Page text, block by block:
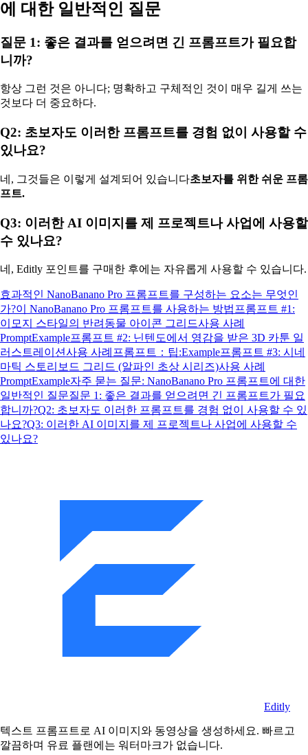
에 대한 일반적인 질문
질문 1: 좋은 결과를 얻으려면 긴 프롬프트가 필요합
니까?
항상 그런 것은 아니다; 명확하고 구체적인 것이 매우 길게 쓰는
것보다 더 중요하다.
Q2: 초보자도 이러한 프롬프트를 경험 없이 사용할 수
있나요?
네, 그것들은 이렇게 설계되어 있습니다초보자를 위한 쉬운 프롬
프트.
Q3: 이러한 AI 이미지를 제 프로젝트나 사업에 사용할
수 있나요?
네, Editly 포인트를 구매한 후에는 자유롭게 사용할 수 있습니다.
효과적인 NanoBanano Pro 프롬프트를 구성하는 요소는 무엇인
가?이 NanoBanano Pro 프롬프트를 사용하는 방법 프롬프트 #1:
이모지 스타일의 반려동물 아이콘 그리드사용 사례
PromptExample프롬프트 #2: 닌텐도에서 영감을 받은 3D 카툰 일
러스트레이션사용 사례 프롬프트： 팁:Example프롬프트 #3: 시네
마틱 스토리보드 그리드 (알파인 초상 시리즈)사용 사례
PromptExample자주 묻는 질문: NanoBanano Pro 프롬프트에 대한
일반적인 질문질문 1: 좋은 결과를 얻으려면 긴 프롬프트가 필요
합니까?Q2: 초보자도 이러한 프롬프트를 경험 없이 사용할 수 있
나요?Q3: 이러한 AI 이미지를 제 프로젝트나 사업에 사용할 수
있나요?
Editly
텍스트 프롬프트로 AI 이미지와 동영상을 생성하세요. 빠르고
깔끔하며 유료 플랜에는 워터마크가 없습니다.